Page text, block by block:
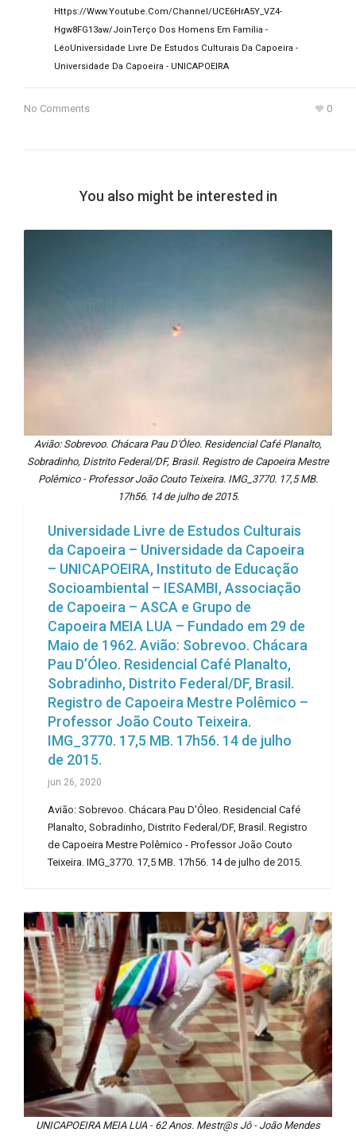
Https://www.youtube.com/channel/UCE6HrA5Y_VZ4-
Hgw8FG13aw/joinTerço Dos Homens Em Família -
LéoUniversidade Livre De Estudos Culturais Da Capoeira -
Universidade Da Capoeira - UNICAPOEIRA
No Comments 0
You also might be interested in
Avião: Sobrevoo. Chácara Pau D'Óleo. Residencial Café Planalto,
Sobradinho, Distrito Federal/DF, Brasil. Registro de Capoeira Mestre
Polêmico - Professor João Couto Teixeira. IMG_3770. 17,5 MB.
17h56. 14 de julho de 2015.
Universidade Livre de Estudos Culturais
da Capoeira – Universidade da Capoeira
– UNICAPOEIRA, Instituto de Educação
Socioambiental – IESAMBI, Associação
de Capoeira – ASCA e Grupo de
Capoeira MEIA LUA – Fundado em 29 de
Maio de 1962. Avião: Sobrevoo. Chácara
Pau D’Óleo. Residencial Café Planalto,
Sobradinho, Distrito Federal/DF, Brasil.
Registro de Capoeira Mestre Polêmico –
Professor João Couto Teixeira.
IMG_3770. 17,5 MB. 17h56. 14 de julho
de 2015.
jun 26, 2020
Avião: Sobrevoo. Chácara Pau D'Óleo. Residencial Café
Planalto, Sobradinho, Distrito Federal/DF, Brasil. Registro
de Capoeira Mestre Polêmico - Professor João Couto
Teixeira. IMG_3770. 17,5 MB. 17h56. 14 de julho de 2015.
UNICAPOEIRA MEIA LUA - 62 Anos. Mestr@s Jô - João Mendes